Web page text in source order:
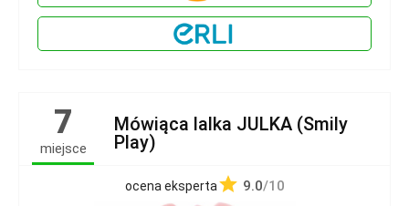
7
miejsce
Mówiąca lalka JULKA (Smily
Play)
ocena eksperta 9.0/10